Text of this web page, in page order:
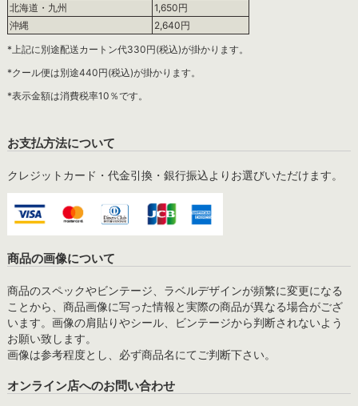
北海道・九州
1,650円
沖縄
2,640円
*上記に別途配送カートン代330円(税込)が掛かります。
*クール便は別途440円(税込)が掛かります。
*表示金額は消費税率10％です。
お支払方法について
クレジットカード・代金引換・銀行振込よりお選びいただけます。
商品の画像について
商品のスペックやビンテージ、ラベルデザインが頻繁に変更になる
ことから、商品画像に写った情報と実際の商品が異なる場合がござ
います。画像の肩貼りやシール、ビンテージから判断されないよう
お願い致します。
画像は参考程度とし、必ず商品名にてご判断下さい。
オンライン店へのお問い合わせ